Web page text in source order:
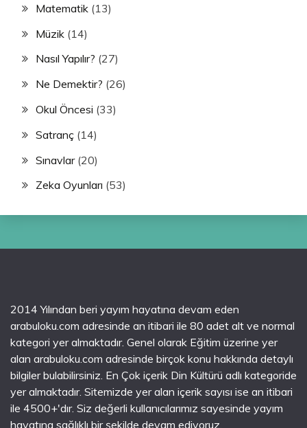
Matematik (13)
Müzik (14)
Nasıl Yapılır? (27)
Ne Demektir? (26)
Okul Öncesi (33)
Satranç (14)
Sınavlar(20)
Zeka Oyunları (53)
2014 Yılından beri yayım hayatına devam eden
arabuloku.com adresinde an itibari ile 80 adet alt ve normal
kategori yer almaktadır. Genel olarak Eğitim üzerine yer
alan arabuloku.com adresinde birçok konu hakkında detaylı
bilgiler bulabilirsiniz. En Çok içerik Din Kültürü adlı kategoride
yer almaktadır. Sitemizde yer alan içerik sayısı ise an itibari
ile 4500+'dır. Siz değerli kullanıcılarımız sayesinde yayım
hayatına sağlıklı bir şekilde devam ediyoruz.